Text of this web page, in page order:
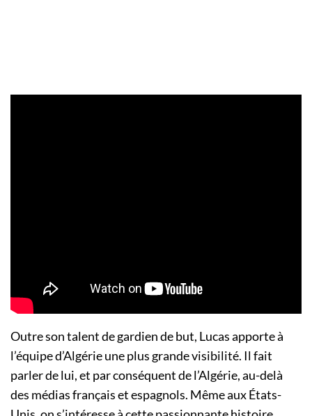
Outre son talent de gardien de but, Lucas apporte à
l’équipe d’Algérie une plus grande visibilité. Il fait
parler de lui, et par conséquent de l’Algérie, au-delà
des médias français et espagnols. Même aux États-